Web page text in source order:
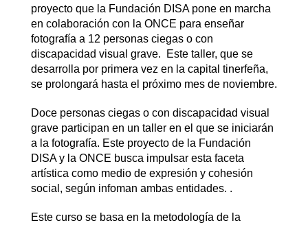
proyecto que la Fundación DISA pone en marcha
en colaboración con la ONCE para enseñar
fotografía a 12 personas ciegas o con
discapacidad visual grave. Este taller, que se
desarrolla por primera vez en la capital tinerfeña,
se prolongará hasta el próximo mes de noviembre.
Doce personas ciegas o con discapacidad visual
grave participan en un taller en el que se iniciarán
a la fotografía. Este proyecto de la Fundación
DISA y la ONCE busca impulsar esta faceta
artística como medio de expresión y cohesión
social, según infoman ambas entidades. .
Este curso se basa en la metodología de la